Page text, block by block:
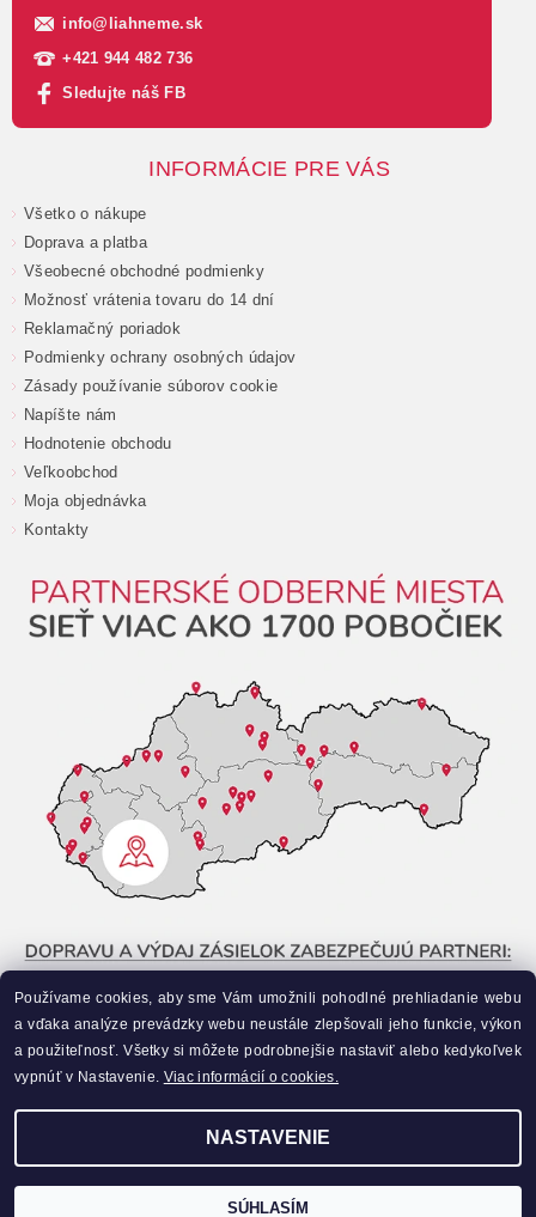
info@ liahneme.sk
+421 944 482 736
Sledujte náš FB
INFORMÁCIE PRE VÁS
Všetko o nákupe
Doprava a platba
Všeobecné obchodné podmienky
Možnosť vrátenia tovaru do 14 dní
Reklamačný poriadok
Podmienky ochrany osobných údajov
Zásady používanie súborov cookie
Napíšte nám
Hodnotenie obchodu
Veľkoobchod
Moja objednávka
Kontakty
Vytvoril Shoptet
Používame cookies, aby sme Vám umožnili pohodlné prehliadanie webu
a vďaka analýze prevádzky webu neustále zlepšovali jeho funkcie, výkon
a použiteľnosť. Všetky si môžete podrobnejšie nastaviť alebo kedykoľvek
vypnúť v Nastavenie. Viac informácií o cookies.
NASTAVENIE
SÚHLASÍM